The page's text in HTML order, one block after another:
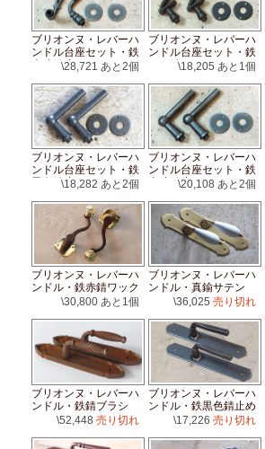
ブリオンヌ・レバーハ
ンドル台座セット・鉄
古味錆止め
\28,721 あと2個
ブリオンヌ・レバーハ
ンドル台座セット・鉄
くろ鉄\18,205 あと1個
ブリオンヌ・レバーハ
ンドル台座セット・鉄
黒色錆止め
\18,282 あと2個
ブリオンヌ・レバーハ
ンドル台座セット・鉄
古味錆止め
\20,108 あと2個
ブリオンヌ・レバーハ
ンドル・鉄赤錆ワック
\30,800 あと1個
ブリオンヌ・レバーハ
ンドル・真鍮サテン
\36,025 売り切れ
ブリオンヌ・レバーハ
ンドル・鉄錆ブラシ
\52,448 売り切れ
ブリオンヌ・レバーハ
ンドル・鉄黒色錆止め
\17,226 売り切れ